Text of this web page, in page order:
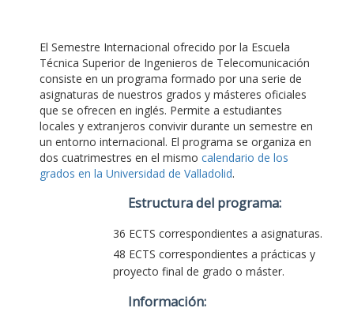
El Semestre Internacional ofrecido por la Escuela
Técnica Superior de Ingenieros de Telecomunicación
consiste en un programa formado por una serie de
asignaturas de nuestros grados y másteres oficiales
que se ofrecen en inglés. Permite a estudiantes
locales y extranjeros convivir durante un semestre en
un entorno internacional. El programa se organiza en
dos cuatrimestres en el mismo calendario de los
grados en la Universidad de Valladolid.
Estructura del programa:
36 ECTS correspondientes a asignaturas.
48 ECTS correspondientes a prácticas y
proyecto final de grado o máster.
Información: